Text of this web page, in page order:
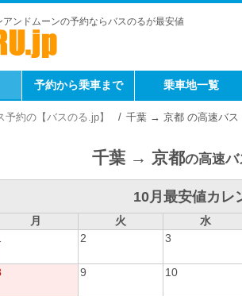
ンドムーンの予約ならバスのるが最安値
予約から乗車まで 乗車地一覧
約の【バスのる.jp】 千葉 → 京都 の高速バス
千葉 → 京都の高速バ
10月最安値カレ
月 火 水
2 3
9 10